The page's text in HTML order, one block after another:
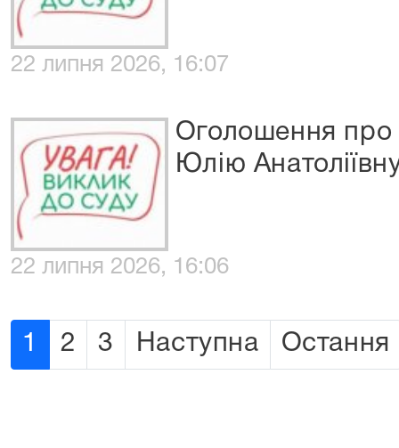
22 липня 2026, 16:07
Оголошення про
Юлію
22 липня 2026, 16:06
1 2 3 Наступна Остання